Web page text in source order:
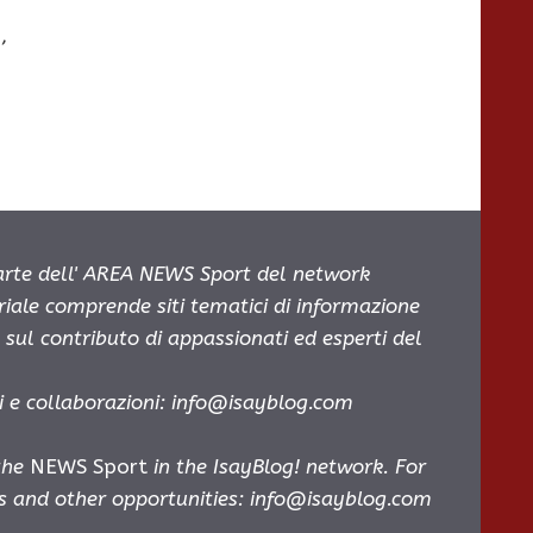
dell' AREA NEWS Sport del network
comprende siti tematici di informazione
contributo di appassionati ed esperti del
e collaborazioni: info@isayblog.com
NEWS Sport in the IsayBlog! network. For
and other opportunities: info@isayblog.com